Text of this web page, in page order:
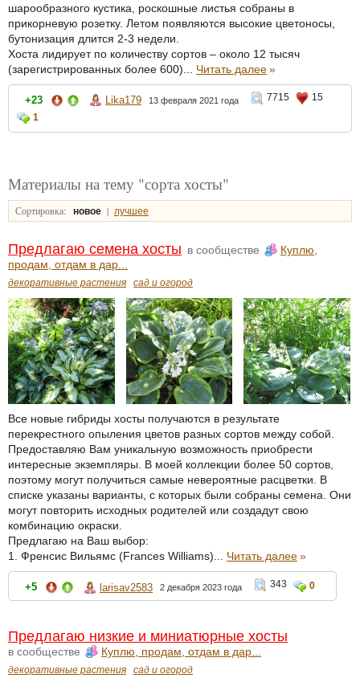
шарообразного кустика, роскошные листья собраны в
прикорневую розетку. Летом появляются высокие цветоносы,
бутонизация длится 2-3 недели.
Хоста лидирует по количеству сортов – около 12 тысяч
(зарегистрированных более 600)... Читать далее»
+23 Lika179 13 февраля 2021 года 7715
15
1
Материалы на тему "сорта хосты"
Сортировка: новое | лучшее
Предлагаю семена хосты в сообществе
Куплю,
продам, отдам в дар...
декоративные растения сад и огород
Все новые гибриды хосты получаются в результате
перекрестного опыления цветов разных сортов между собой.
Предоставляю Вам уникальную возможность приобрести
интересные экземпляры. В моей коллекции более 50 сортов,
поэтому могут получиться самые невероятные расцветки. В
списке указаны варианты, с которых были собраны семена. Они
могут повторить исходных родителей или создадут свою
комбинацию окраски.
Предлагаю на Ваш выбор:
1. Френсис Вильямс (Frances Williams)... Читать далее»
+5 larisav2583 2 декабря 2023 года 343 0
Предлагаю низкие и миниатюрные хосты
в сообществе Куплю, продам, отдам в дар...
декоративные растения сад и огород